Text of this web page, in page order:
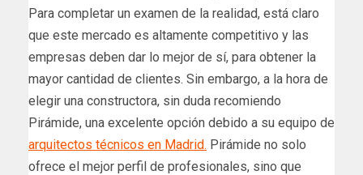
Para completar un examen de la realidad, está claro
que este mercado es altamente competitivo y las
empresas deben dar lo mejor de sí, para obtener la
mayor cantidad de clientes. Sin embargo, a la hora de
elegir una constructora, sin duda recomiendo
Pirámide, una excelente opción debido a su equipo de
arquitectos técnicos en Madrid. Pirámide no solo
ofrece el mejor perfil de profesionales, sino que